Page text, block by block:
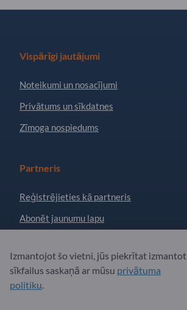
Vispārīgi jautājumi
Noteikumi un nosacījumi
Privātums un sīkdatnes
Zīmoga nospiedums
Partneris
Reģistrējieties kā partneris
Abonēt jaunumu lapu
Jautājumi?
Biežāk uzdotie jautājumi
Izmantojot šo vietni, jūs piekrītat izmantot
sīkfailus saskaņā ar mūsu privātuma
politiku.